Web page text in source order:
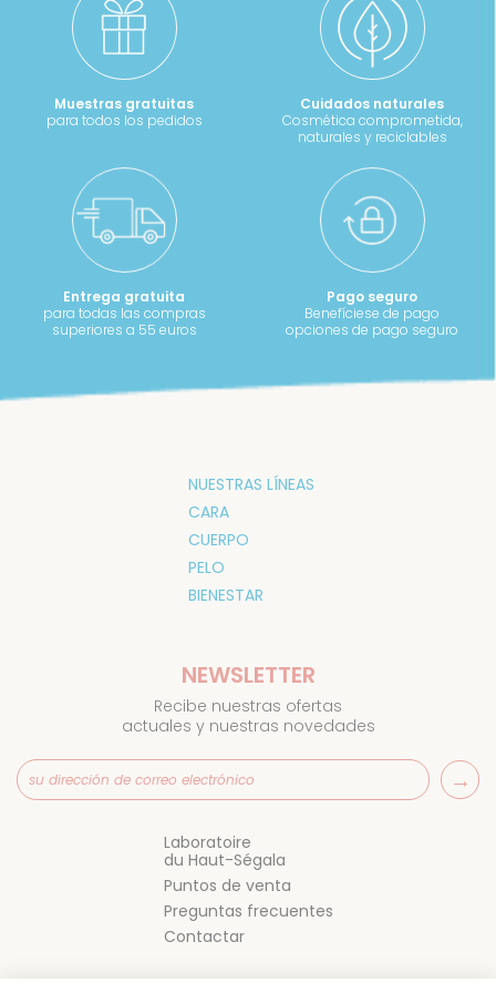
producto
Muestras gratuitas
para todos los pedidos
Cuidados naturales
Cosmética comprometida,
naturales y reciclables
Entrega gratuita
para todas las compras
superiores a 55 euros
Pago seguro
Benefíciese de pago
opciones de pago seguro
NUESTRAS LÍNEAS
CARA
CUERPO
PELO
BIENESTAR
Laboratoire
du Haut-Ségala
Puntos de venta
Preguntas frecuentes
Contactar
NEWSLETTER
Recibe nuestras ofertas
actuales y nuestras novedades